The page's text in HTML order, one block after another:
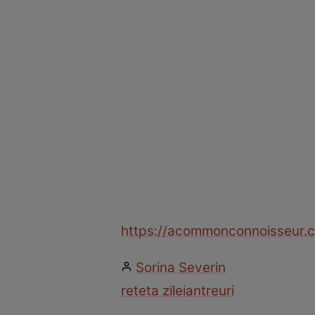
https://
Sorina Severin
reteta zileiantreuri